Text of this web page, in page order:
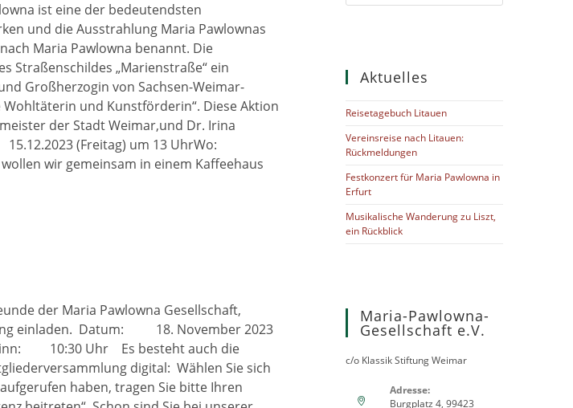
ist eine der bedeutendsten
und die Ausstrahlung Maria Pawlownas
Maria Pawlowna benannt. Die
Straßenschildes „Marienstraße“ ein
Großherzogin von Sachsen-Weimar-
Wohltäterin und Kunstförderin“. Diese Aktion
der Stadt Weimar,und Dr. Irina
15.12.2023 (Freitag) um 13 UhrWo:
wir gemeinsam in einem Kaffeehaus
der Maria Pawlowna Gesellschaft,
einladen. Datum: 18. November 2023
10:30 Uhr Es besteht auch die
digital: Wählen Sie sich
haben, tragen Sie bitte Ihren
Aktuelles
Reisetagebuch Litauen
Vereinsreise nach Litauen:
Rückmeldungen
Festkonzert für Maria Pawlowna in
Erfurt
Musikalische Wanderung zu Liszt,
ein Rückblick
Maria-Pawlowna-
Gesellschaft e.V.
c/o Klassik Stiftung Weimar
Adresse:
Burgplatz 4, 99423